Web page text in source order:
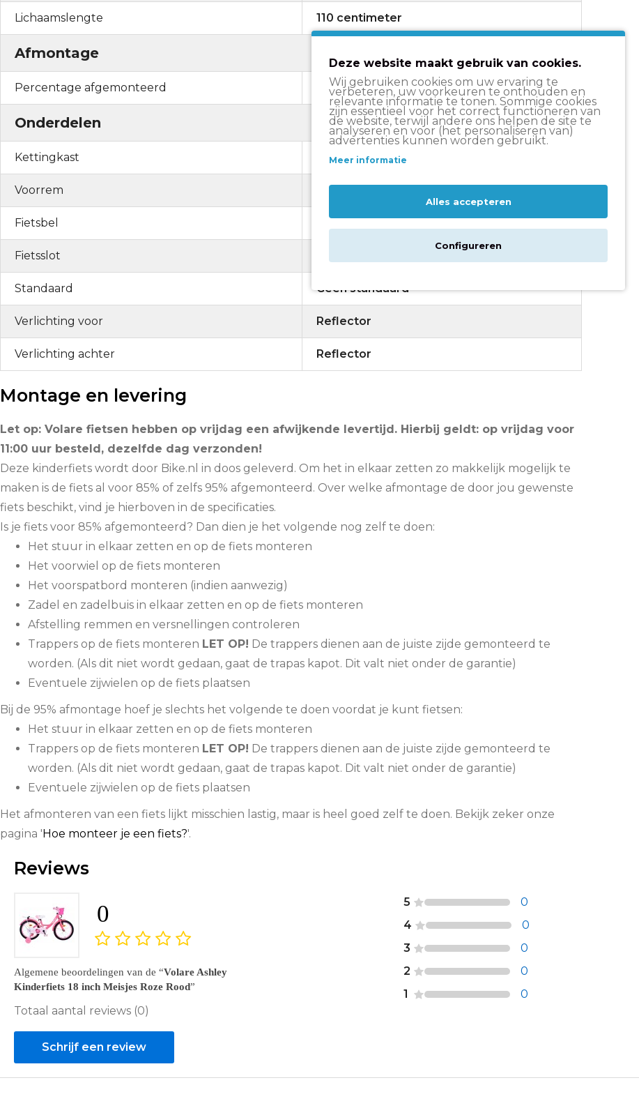
Lichaamslengte 110 centimeter
Afmontage
Percentage afgemonteerd 85% afgemonteerd
Onderdelen
Kettingkast Gesloten
Voorrem V-brake
Fietsbel
Fietsslot
Standaard Geen standaard
Verlichting voor Reflector
Verlichting achter Reflector
Montage en levering
Let op: Volare fietsen hebben op vrijdag een afwijkende levertijd. Hierbij geldt: op vrijdag voor
11:00 uur besteld, dezelfde dag verzonden!
Deze kinderfiets wordt door Bike.nl in doos geleverd. Om het in elkaar zetten zo makkelijk mogelijk te
maken is de fiets al voor 85% of zelfs 95% afgemonteerd. Over welke afmontage de door jou gewenste
fiets beschikt, vind je hierboven in de specificaties.
Is je fiets voor 85% afgemonteerd? Dan dien je het volgende nog zelf te doen:
Het stuur in elkaar zetten en op de fiets monteren
Het voorwiel op de fiets monteren
Het voorspatbord monteren (indien aanwezig)
Zadel en zadelbuis in elkaar zetten en op de fiets monteren
Afstelling remmen en versnellingen controleren
Trappers op de fiets monteren LET OP! De trappers dienen aan de juiste zijde gemonteerd te
worden. (Als dit niet wordt gedaan, gaat de trapas kapot. Dit valt niet onder de garantie)
Eventuele zijwielen op de fiets plaatsen
Bij de 95% afmontage hoef je slechts het volgende te doen voordat je kunt fietsen:
Het stuur in elkaar zetten en op de fiets monteren
Trappers op de fiets monteren LET OP! De trappers dienen aan de juiste zijde gemonteerd te
worden. (Als dit niet wordt gedaan, gaat de trapas kapot. Dit valt niet onder de garantie)
Eventuele zijwielen op de fiets plaatsen
Het afmonteren van een fiets lijkt misschien lastig, maar is heel goed zelf te doen. Bekijk zeker onze
pagina 'Hoe monteer je een fiets?'.
Reviews
0
Algemene beoordelingen van de
Volare Ashley
Kinderfiets 18 inch Meisjes Roze Rood
Totaal aantal reviews (0)
5
0
4
0
3
0
2
0
1
0
Schrijf een review
Deze website maakt gebruik van cookies.
Wij gebruiken cookies om uw ervaring te
verbeteren, uw voorkeuren te onthouden en
relevante informatie te tonen. Sommige cookies
zijn essentieel voor het correct functioneren van
de website, terwijl andere ons helpen de site te
analyseren en voor (het personaliseren van)
advertenties kunnen worden gebruikt.
Meer informatie
Alles accepteren
Configureren